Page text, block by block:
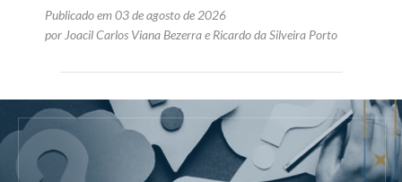
Publicado em 03 de agosto de 2026
por Joacil Carlos Viana Bezerrae Ricardo da Silveira Porto